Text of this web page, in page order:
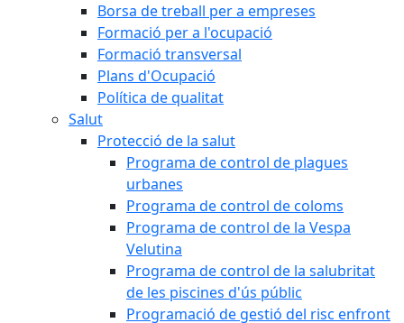
Borsa de treball per a empreses
Formació per a l'ocupació
Formació transversal
Plans d'Ocupació
Política de qualitat
Salut
Protecció de la salut
Programa de control de plagues
urbanes
Programa de control de coloms
Programa de control de la Vespa
Velutina
Programa de control de la salubritat
de les piscines d'ús públic
Programació de gestió del risc enfront